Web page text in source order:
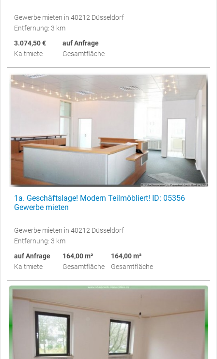
Gewerbe mieten in 40212 Düsseldorf
Entfernung: 3 km
3.074,50 €
Kaltmiete
auf Anfrage
Gesamtfläche
1a. Geschäftslage! Modern Teilmöbliert! ID: 05356
Gewerbe mieten
Gewerbe mieten in 40212 Düsseldorf
Entfernung: 3 km
auf Anfrage
Kaltmiete
164,00 m²
Gesamtfläche
164,00 m²
Gesamtfläche